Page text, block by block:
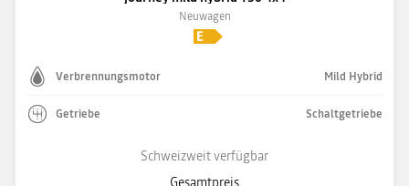
Neuwagen
Verbrennungsmotor Mild Hybrid
Getriebe Schaltgetriebe
Schweizweit verfügbar